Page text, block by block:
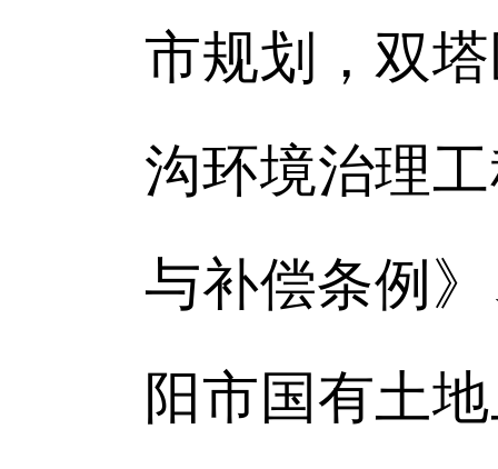
市规划，双
沟环境治理
与补偿条例
阳市国有土